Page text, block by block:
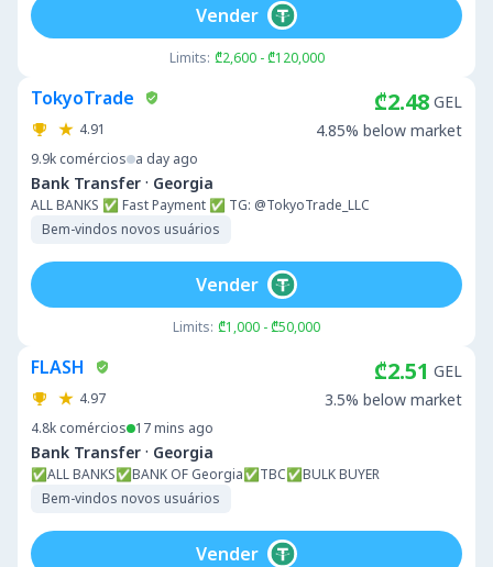
Limits: ₾2,600 - ₾120,000
Vender
TokyoTrade
4.91
9.9k comércios a day ago
Bank Transfer · Georgia
ALL BANKS ✅ Fast Payment ✅ TG: @TokyoTrade_LLC
Bem-vindos novos usuários
₾2.48 GEL
4.85% below market
Limits: ₾1,000 - ₾50,000
Vender
FLASH
4.97
4.8k comércios 17 mins ago
Bank Transfer · Georgia
✅ALL BANKS✅BANK OF Georgia✅TBC✅BULK BUYER
Bem-vindos novos usuários
₾2.51 GEL
3.5% below market
Vender